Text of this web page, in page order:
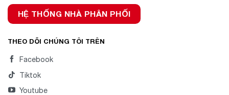
HỆ THỐNG NHÀ PHÂN PHỐI
THEO DÕI CHÚNG TÔI TRÊN
Facebook
Tiktok
Youtube